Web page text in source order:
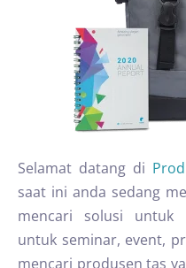
Selamat datang di
saat ini anda sedang
mencari solusi untuk
untuk seminar, event,
mencari produsen tas